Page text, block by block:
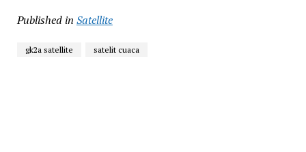
Published in Satellite
gk2a satellite satelit cuaca